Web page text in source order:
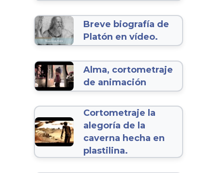
Breve biografía de
Platón en vídeo.
Alma, cortometraje
de animación
Cortometraje la
alegoría de la
caverna hecha en
plastilina.